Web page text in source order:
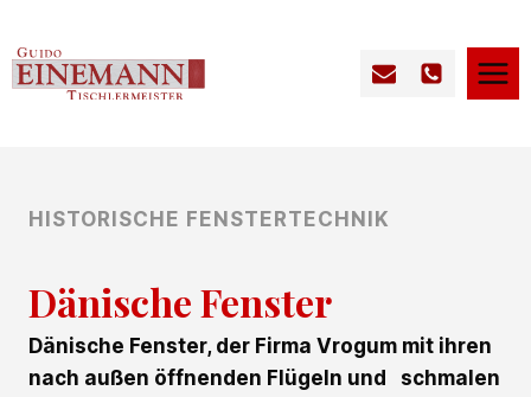
Inhalt
springen
HISTORISCHE FENSTERTECHNIK
Dänische Fenster
Dänische Fenster, der Firma Vrogum mit ihren
nach außen öffnenden Flügeln und schmalen